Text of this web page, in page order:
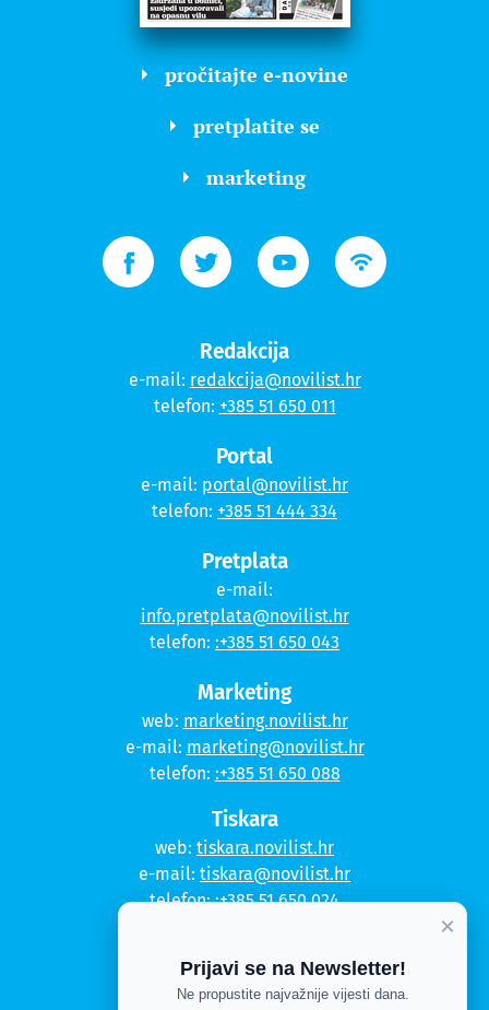
pročitajte e-novine
pretplatite se
marketing
Redakcija
e-mail: redakcija@novilist.hr
telefon: +385 51 650 011
Portal
e-mail: portal@novilist.hr
telefon: +385 51 444 334
Pretplata
e-mail:
info.pretplata@novilist.hr
telefon: :+385 51 650 043
Marketing
web: marketing.novilist.hr
e-mail: marketing@novilist.hr
telefon: :+385 51 650 088
Tiskara
web: tiskara.novilist.hr
e-mail: tiskara@novilist.hr
telefon::+385 51 650 024
Kontakt
×
Prijavi se na Newsletter!
Ne propustite najvažnije vijesti dana.